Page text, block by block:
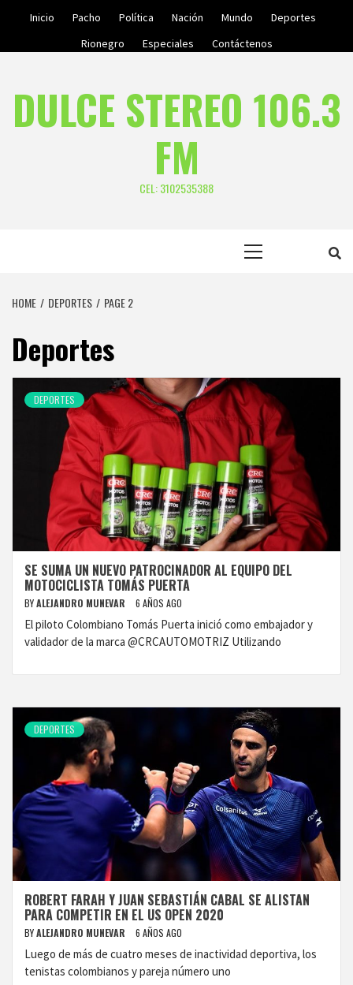
Inicio Pacho Política Nación Mundo
Deportes
Rionegro
Especiales Contáctenos
DULCE STEREO 106.3
FM
CEL: 3102535388
HOME DEPORTES PAGE 2
Deportes
DEPORTES
SE SUMA UN NUEVO PATROCINADOR AL EQUIPO DEL
MOTOCICLISTA TOMÁS PUERTA
BYALEJANDRO MUNEVAR 6 AÑOS AGO
El piloto Colombiano Tomás Puerta inició como embajador y
validador de la marca @CRCAUTOMOTRIZ Utilizando
DEPORTES
ROBERT FARAH Y JUAN SEBASTIÁN CABAL SE ALISTAN
PARA COMPETIR EN EL US OPEN 2020
BYALEJANDRO MUNEVAR 6 AÑOS AGO
Luego de más de cuatro meses de inactividad deportiva, los
tenistas colombianos y pareja número uno